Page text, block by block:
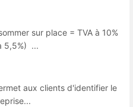
sur place = TVA à 10%
5,5%) ...
aux clients d'identifier le